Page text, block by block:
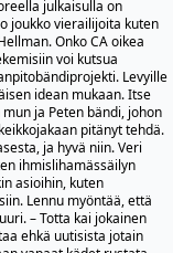
julkaisulla on
joukko vierailijoita kuten
Onko CA oikea
voi kutsua
Levyille
idean mukaan. Itse
ja Peten bändi, johon
pitänyt tehdä.
ja hyvä niin. Veri
ihmislihamässäilyn
asioihin, kuten
Lennu myöntää, että
– Totta kai jokainen
ehkä uutisista jotain